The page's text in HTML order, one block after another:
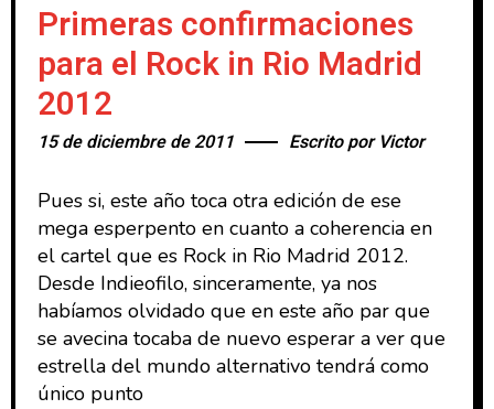
Primeras confirmaciones
para el Rock in Rio Madrid
2012
15 de diciembre de 2011 Escrito por Victor
Pues si, este año toca otra edición de ese
mega esperpento en cuanto a coherencia en
el cartel que es Rock in Rio Madrid 2012.
Desde Indieofilo, sinceramente, ya nos
habíamos olvidado que en este año par que
se avecina tocaba de nuevo esperar a ver que
estrella del mundo alternativo tendrá como
único punto